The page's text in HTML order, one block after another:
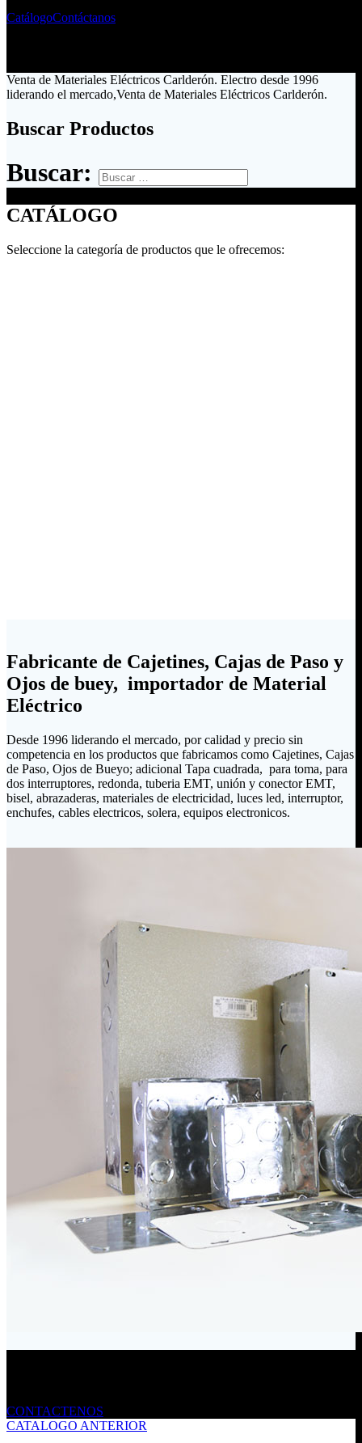
CatálogoContáctanos
Venta de Materiales Eléctricos Carlderón. Electro desde 1996
liderando el mercado,Venta de Materiales Eléctricos Carlderón.
Buscar Productos
Buscar:
CATÁLOGO
Seleccione la categoría de productos que le ofrecemos:
Fabricante de Cajetines, Cajas de Paso y
Ojos de buey, importador de Material
Eléctrico
Desde 1996 liderando el mercado, por calidad y precio sin
competencia en los productos que fabricamos como Cajetines, Cajas
de Paso, Ojos de Bueyo; adicional Tapa cuadrada, para toma, para
dos interruptores, redonda, tuberia EMT, unión y conector EMT,
bisel, abrazaderas, materiales de electricidad, luces led, interruptor,
enchufes, cables electricos, solera, equipos electronicos.
CONTACTENOS
CATALOGO ANTERIOR